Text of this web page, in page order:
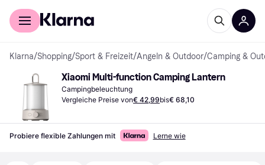
Für Shopper
Klarna/Shopping/Sport & Freizeit/Angeln & Outdoor/Camping &
Xiaomi Multi-function Camping Lantern
Campingbeleuchtung
Vergleiche Preise von€ 42,99bis€ 68,10
Probiere flexible Zahlungen mit Lerne wie